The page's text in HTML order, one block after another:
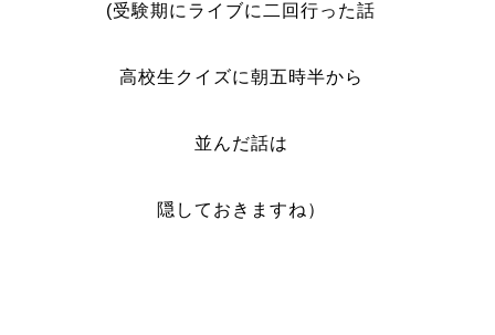
(受験期にライブに二回行った話
高校生クイズに朝五時半から
並んだ話は
隠しておきますね）